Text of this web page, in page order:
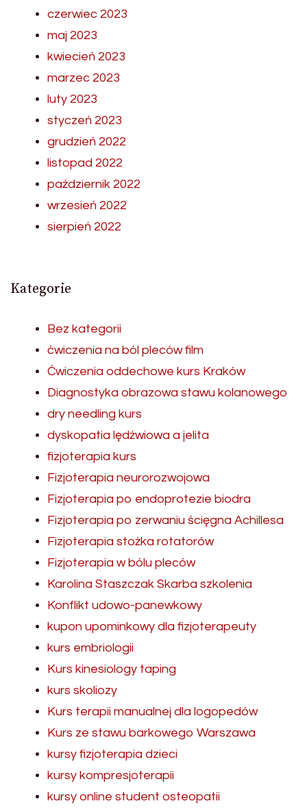
czerwiec 2023
maj 2023
kwiecień 2023
marzec 2023
luty 2023
styczeń 2023
grudzień 2022
listopad 2022
październik 2022
wrzesień 2022
sierpień 2022
Kategorie
Bez kategorii
ćwiczenia na ból pleców film
Ćwiczenia oddechowe kurs Kraków
Diagnostyka obrazowa stawu kolanowego
dry needling kurs
dyskopatia lędźwiowa a jelita
fizjoterapia kurs
Fizjoterapia neurorozwojowa
Fizjoterapia po endoprotezie biodra
Fizjoterapia po zerwaniu ścięgna Achillesa
Fizjoterapia stożka rotatorów
Fizjoterapia w bólu pleców
Karolina Staszczak Skarba szkolenia
Konflikt udowo-panewkowy
kupon upominkowy dla fizjoterapeuty
kurs embriologii
Kurs kinesiology taping
kurs skoliozy
Kurs terapii manualnej dla logopedów
Kurs ze stawu barkowego Warszawa
kursy fizjoterapia dzieci
kursy kompresjoterapii
kursy online student osteopatii